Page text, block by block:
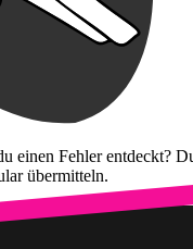
einen Fehler entdeckt?
übermitteln.